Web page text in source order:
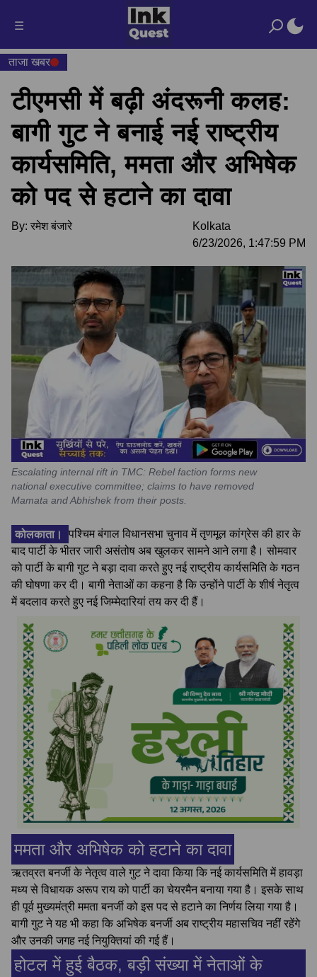
☰
ताजा खबर
टीएमसी में बढ़ी अंदरूनी कलह:
बागी गुट ने बनाई नई राष्ट्रीय
कार्यसमिति, ममता और अभिषेक
को पद से हटाने का दावा
By: रमेश बंजारे
Kolkata
6/23/2026, 1:47:59 PM
Escalating internal rift in TMC: Rebel faction forms new
national executive committee; claims to have removed
Mamata and Abhishek from their posts.
कोलकाता।
पश्चिम बंगाल विधानसभा चुनाव में तृणमूल कांग्रेस की हार के
बाद पार्टी के भीतर जारी असंतोष अब खुलकर सामने आने लगा है। सोमवार
को पार्टी के बागी गुट ने बड़ा दावा करते हुए नई राष्ट्रीय कार्यसमिति के गठन
की घोषणा कर दी। बागी नेताओं का कहना है कि उन्होंने पार्टी के शीर्ष नेतृत्व
में बदलाव करते हुए नई जिम्मेदारियां तय कर दी हैं।
ममता और अभिषेक को हटाने का दावा
ऋतव्रत बनर्जी के नेतृत्व वाले गुट ने दावा किया कि नई कार्यसमिति में हावड़ा
मध्य से विधायक अरूप राय को पार्टी का चेयरमैन बनाया गया है। इसके साथ
ही पूर्व मुख्यमंत्री ममता बनर्जी को इस पद से हटाने का निर्णय लिया गया है।
बागी गुट ने यह भी कहा कि अभिषेक बनर्जी अब राष्ट्रीय महासचिव नहीं रहेंगे
और उनकी जगह नई नियुक्तियां की गई हैं।
होटल में हुई बैठक, बड़ी संख्या में नेताओं के